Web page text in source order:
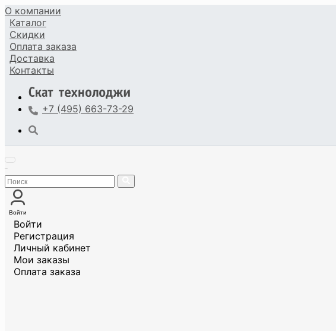
О компании
Каталог
Скидки
Оплата заказа
Доставка
Контакты
+7 (495) 663-73-29
Войти
Войти
Регистрация
Личный кабинет
Мои заказы
Оплата заказа